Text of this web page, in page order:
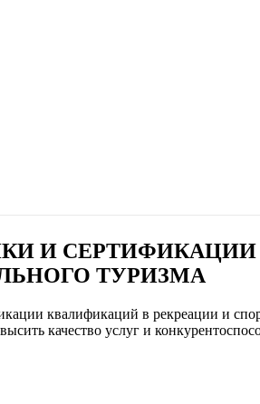
И
ТУРИЗМА
квалификаций в рекреации и
качество услуг и